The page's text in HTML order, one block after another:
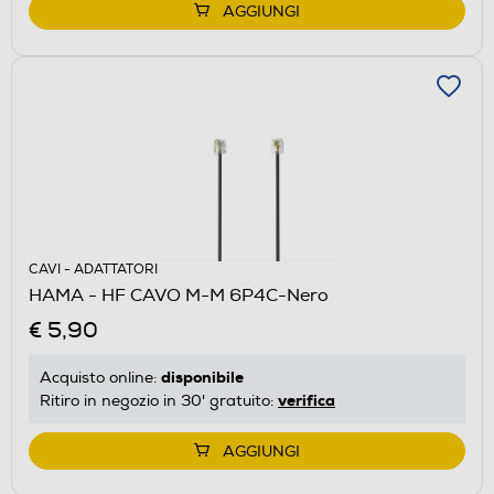
AGGIUNGI
CAVI - ADATTATORI
HAMA - HF CAVO M-M 6P4C-Nero
€ 5,90
Acquisto online: disponibile
Ritiro in negozio in 30' gratuito: verifica
AGGIUNGI